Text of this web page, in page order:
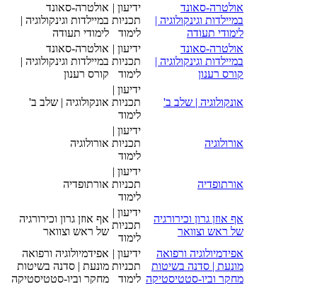
אולטרה-סאונד
במיילדות וגינקולוגיה |
לימודי תעודה
ידיעון |
תכניות
לימוד
אולטרה-סאונד
במיילדות וגינקולוגיה |
לימודי תעודה
אולטרה-סאונד
במיילדות וגינקולוגיה |
קורס רענון
ידיעון |
תכניות
לימוד
אולטרה-סאונד
במיילדות וגינקולוגיה |
קורס רענון
אונקולוגיה | שלב ב'
ידיעון |
תכניות
לימוד
אונקולוגיה | שלב ב'
אורולוגיה
ידיעון |
תכניות
לימוד
אורולוגיה
אורתופדיה
ידיעון |
תכניות
לימוד
אורתופדיה
אף אוזן גרון וכירורגיה
של ראש וצוואר
ידיעון |
תכניות
לימוד
אף אוזן גרון וכירורגיה
של ראש וצוואר
אפידמיולוגיה ורפואה
מונעת | סדנה בשיטות
מחקר וביו-סטטיסטיקה
ידיעון |
תכניות
לימוד
אפידמיולוגיה ורפואה
מונעת | סדנה בשיטות
מחקר וביו-סטטיסטיקה